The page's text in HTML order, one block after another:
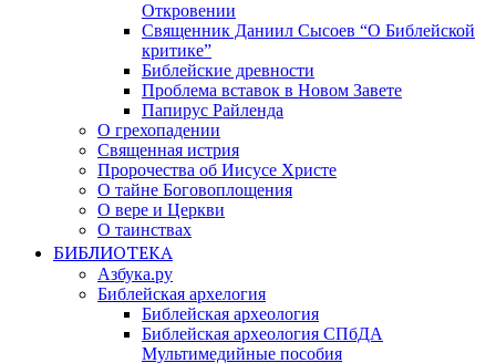
Откровении
Священник Даниил Сысоев “О Библейской
критике”
Библейские древности
Проблема вставок в Новом Завете
Папирус Райленда
О грехопадении
Священная истрия
Пророчества об Иисусе Христе
О тайне Боговоплощения
О вере и Церкви
О таинствах
БИБЛИОТЕКА
Азбука.ру
Библейская архелогия
Библейская археология
Библейская археология СПбДА
Мультимедийные пособия